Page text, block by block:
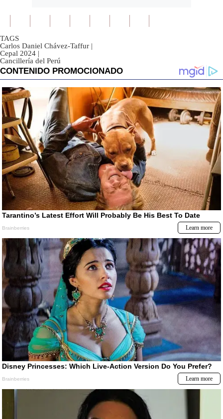
TAGS
Carlos Daniel Chávez-Taffur |
Cepal 2024 |
Cancillería del Perú